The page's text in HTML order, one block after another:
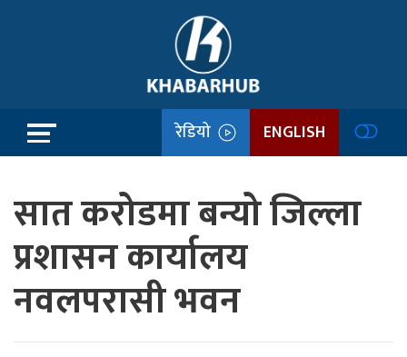
रेडियो ENGLISH
सात करोडमा बन्यो जिल्ला
प्रशासन कार्यालय
नवलपरासी भवन